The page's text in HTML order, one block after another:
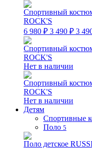
Спортивный
ROCK'S
6 980 ₽ 3 490 ₽ 3
Спортивный
ROCK'S
Нет в наличии
Спортивный
ROCK'S
Нет в наличии
Детям
Спортивные
Поло 5
Поло детское